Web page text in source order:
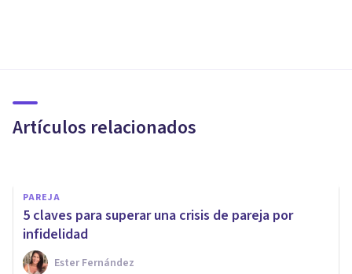
Artículos relacionados
y señales para detectarla
PAREJA
5 claves para superar una crisis de pareja por
infidelidad
Ester Fernández